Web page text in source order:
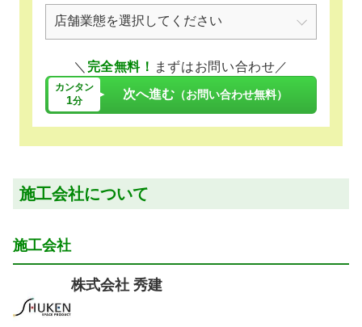
＼ 完全無料！ まずはお問い合わせ／
カンタン
1分 次へ進む （お問い合わせ無料）
施工会社について
施工会社
株式会社 秀建